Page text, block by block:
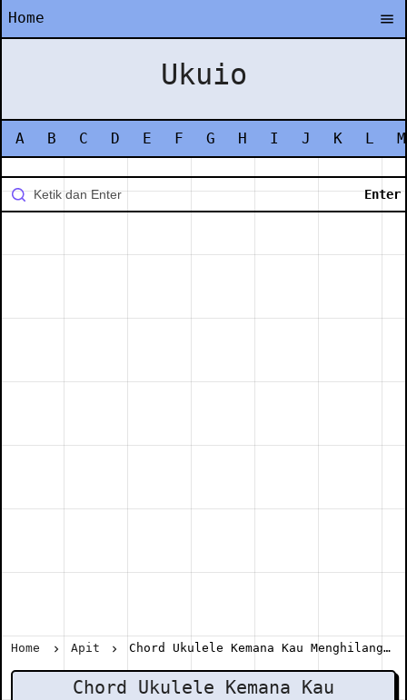
Home
Ukuio
A B C D E F G H I J K L M
Home Apit Chord Ukulele Kemana Kau Menghilangkan Diri - Apit
Chord Ukulele Kemana Kau